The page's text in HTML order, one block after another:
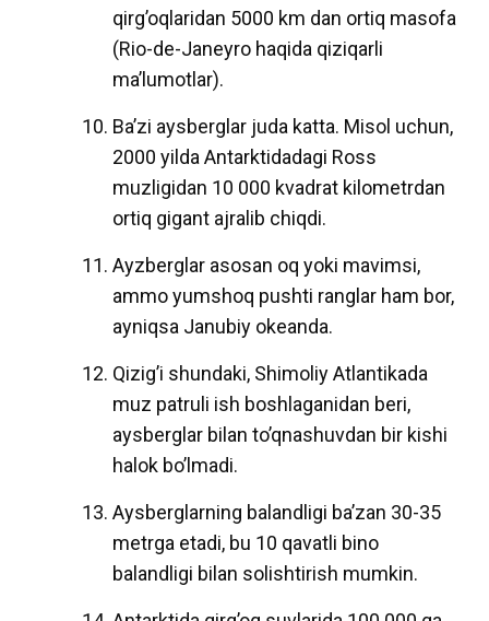
qirg’oqlaridan 5000 km dan ortiq masofa
(Rio-de-Janeyro haqida qiziqarli
ma’lumotlar).
Ba’zi aysberglar juda katta. Misol uchun,
2000 yilda Antarktidadagi Ross
muzligidan 10 000 kvadrat kilometrdan
ortiq gigant ajralib chiqdi.
Ayzberglar asosan oq yoki mavimsi,
ammo yumshoq pushti ranglar ham bor,
ayniqsa Janubiy okeanda.
Qizig’i shundaki, Shimoliy Atlantikada
muz patruli ish boshlaganidan beri,
aysberglar bilan to’qnashuvdan bir kishi
halok bo’lmadi.
Aysberglarning balandligi ba’zan 30-35
metrga etadi, bu 10 qavatli bino
balandligi bilan solishtirish mumkin.